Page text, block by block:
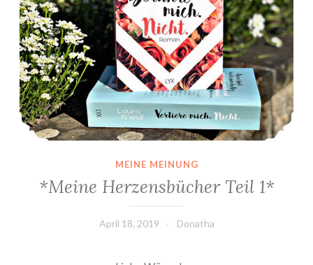
MEINE MEINUNG
*Meine Herzensbücher Teil 1*
April 18, 2019 Donatha